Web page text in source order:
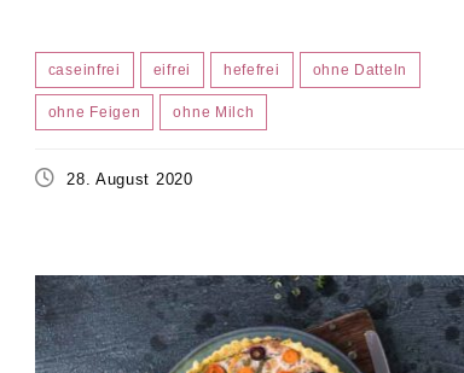
caseinfrei eifrei hefefrei ohne Datteln
ohne Feigen ohne Milch
28. August 2020